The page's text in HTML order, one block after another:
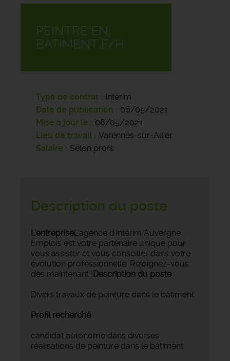
PEINTRE EN
BATIMENT F/H
Type de contrat
Intérim
Date de publication
06/05/2021
Mise à jour le
06/05/2021
Lieu de travail
Varennes-sur-Allier
Salaire
Selon profil
Description du poste
L'entrepriseL'agence d'intérim Auvergne
Emplois est votre partenaire unique pour
vous assister et vous conseiller dans votre
évolution professionnelle. Rejoignez-vous
dès maintenant ! Description du poste
Divers travaux de peinture dans le bâtiment
Profil recherché
candidat autonome dans diverses
réalisations de peinture dans le bâtiment